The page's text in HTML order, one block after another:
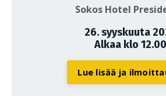
Sokos Hotel
26. syyskuuta
Alkaa klo 12.00
Lue lisää ja